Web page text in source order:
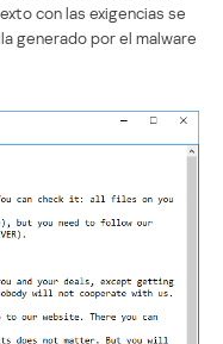
con las exigencias se
generado por el malware